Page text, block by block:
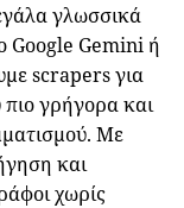
γλωσσικά
Google Gemini ή
scrapers για
γρήγορα και
Με
και
χωρίς